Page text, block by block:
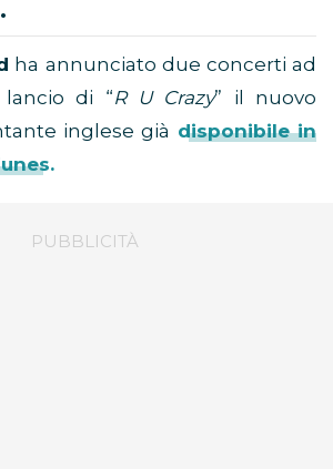
ha annunciato due concerti ad
di “R U Crazy” il nuovo
inglese già disponibile in